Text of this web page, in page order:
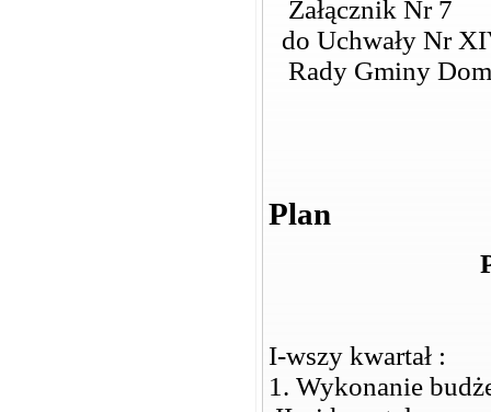
Załącznik Nr 7
do Uchwały Nr
Rady Gminy
Plan
I-wszy kwartał :
1. Wykonanie